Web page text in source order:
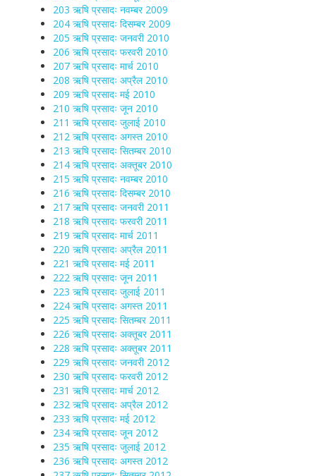
203 ऋषि प्रसादः नवम्बर 2009
204 ऋषि प्रसादः दिसम्बर 2009
205 ऋषि प्रसादः जनवरी 2010
206 ऋषि प्रसादः फरवरी 2010
207 ऋषि प्रसादः मार्च 2010
208 ऋषि प्रसादः अप्रैल 2010
209 ऋषि प्रसादः मई 2010
210 ऋषि प्रसादः जून 2010
211 ऋषि प्रसादः जुलाई 2010
212 ऋषि प्रसादः अगस्त 2010
213 ऋषि प्रसादः सितम्बर 2010
214 ऋषि प्रसादः अक्तूबर 2010
215 ऋषि प्रसादः नवम्बर 2010
216 ऋषि प्रसादः दिसम्बर 2010
217 ऋषि प्रसादः जनवरी 2011
218 ऋषि प्रसादः फरवरी 2011
219 ऋषि प्रसादः मार्च 2011
220 ऋषि प्रसादः अप्रैल 2011
221 ऋषि प्रसादः मई 2011
222 ऋषि प्रसादः जून 2011
223 ऋषि प्रसादः जुलाई 2011
224 ऋषि प्रसादः अगस्त 2011
225 ऋषि प्रसादः सितम्बर 2011
226 ऋषि प्रसादः अक्तूबर 2011
228 ऋषि प्रसादः अक्तूबर 2011
229 ऋषि प्रसादः जनवरी 2012
230 ऋषि प्रसादः फरवरी 2012
231 ऋषि प्रसादः मार्च 2012
232 ऋषि प्रसादः अप्रैल 2012
233 ऋषि प्रसादः मई 2012
234 ऋषि प्रसादः जून 2012
235 ऋषि प्रसादः जुलाई 2012
236 ऋषि प्रसादः अगस्त 2012